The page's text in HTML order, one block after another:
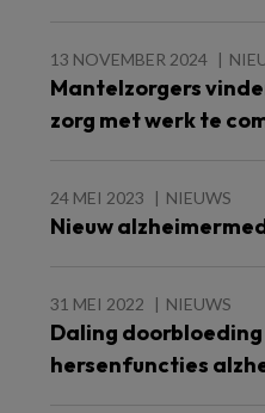
13 NOVEMBER 2024
Mantelzorgers
zorg met werk te
24 MEI 2023 NIEUWS
Nieuw
31 MEI 2022 NIEUWS
Daling
hersenfuncties